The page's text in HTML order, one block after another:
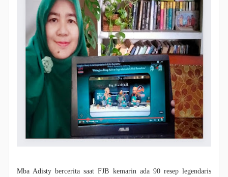
Mba Adisty bercerita saat FJB kemarin ada 90 resep legendaris